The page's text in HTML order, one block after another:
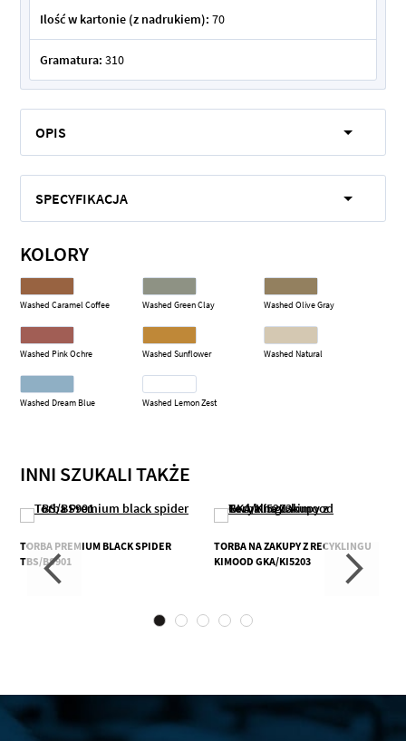
Ilość w kartonie (z nadrukiem): 70
Gramatura: 310
OPIS
SPECYFIKACJA
KOLORY
Washed Caramel Coffee Washed Green Clay Washed Olive Gray
Washed Pink Ochre Washed Sunflower Washed Natural
Washed Dream Blue Washed Lemon Zest
INNI SZUKALI TAKŻE
TORBA PREMIUM BLACK SPIDER
TBS/BS901
TORBA NA ZAKUPY Z RECYKLINGU
KIMOOD GKA/KI5203